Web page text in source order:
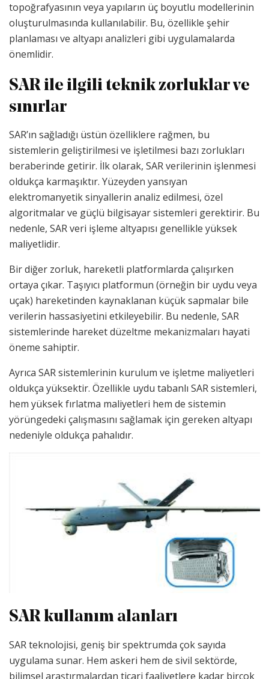
topoğrafyasının veya yapıların üç boyutlu modellerinin
oluşturulmasında kullanılabilir. Bu, özellikle şehir
planlaması ve altyapı analizleri gibi uygulamalarda
önemlidir.
SAR ile ilgili teknik zorluklar ve
sınırlar
SAR’ın sağladığı üstün özelliklere rağmen, bu
sistemlerin geliştirilmesi ve işletilmesi bazı zorlukları
beraberinde getirir. İlk olarak, SAR verilerinin işlenmesi
oldukça karmaşıktır. Yüzeyden yansıyan
elektromanyetik sinyallerin analiz edilmesi, özel
algoritmalar ve güçlü bilgisayar sistemleri gerektirir. Bu
nedenle, SAR veri işleme altyapısı genellikle yüksek
maliyetlidir.
Bir diğer zorluk, hareketli platformlarda çalışırken
ortaya çıkar. Taşıyıcı platformun (örneğin bir uydu veya
uçak) hareketinden kaynaklanan küçük sapmalar bile
verilerin hassasiyetini etkileyebilir. Bu nedenle, SAR
sistemlerinde hareket düzeltme mekanizmaları hayati
öneme sahiptir.
Ayrıca SAR sistemlerinin kurulum ve işletme maliyetleri
oldukça yüksektir. Özellikle uydu tabanlı SAR sistemleri,
hem yüksek fırlatma maliyetleri hem de sistemin
yörüngedeki çalışmasını sağlamak için gereken altyapı
nedeniyle oldukça pahalıdır.
SAR kullanım alanları
SAR teknolojisi, geniş bir spektrumda çok sayıda
uygulama sunar. Hem askeri hem de sivil sektörde,
bilimsel araştırmalardan ticari faaliyetlere kadar birçok